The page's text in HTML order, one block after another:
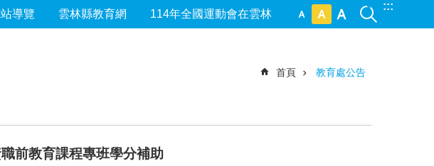
:::
導覽 雲林縣教育網 114年全國運動會在雲林
首頁 教育處公告
前教育課程專班學分補助